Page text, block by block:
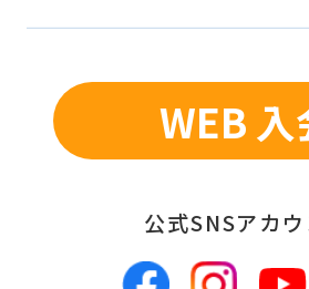
WEB 入
公式SNSアカ